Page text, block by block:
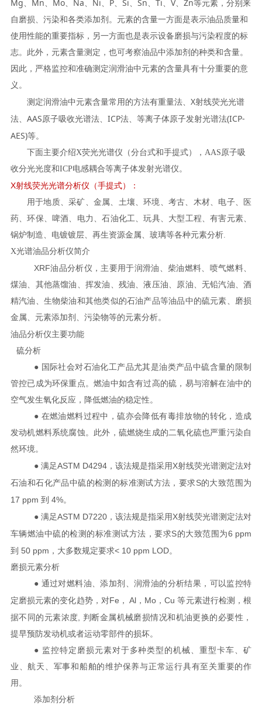
Mg Mn Mo、 Na Ni P、 Si Sn Ti V、 Zn等元素，分别来
自磨损、污染和各类添加剂。元素的含量一方面是表示油品质量和
使用性能的重要指标，另一方面也是表示设备磨损与污染程度的标
志。此外，元素含量测定，也可考察油品中添加剂的种类和含量。
因此，严格监控和准确测定润滑油中元素的含量具有十分重要的意
义。
测定润滑油中元素含量常用的方法有重量法、 X射线荧光光谱
法、 AAS 原子吸收光谱法、 ICP法、等离子体原子发射光谱法(ICP-
AES)等。
下面主要介绍X荧光光谱仪（分台式和手提式）， AAS 原子吸
收分光光度和ICP电感耦合等离子体发射光谱仪。
X射线荧光光谱分析仪 （手提式）
：
用于地质、采矿、金属、土壤、环境、考古、木材、电子、医
药、环保、啤酒、电力、石油化工、玩具、大型工程、有害元素、
锅炉制造、电镀镀层、再生资源金属、玻璃等各种元素分析.
X光谱油品分析仪简介
XRF油品分析仪，主要用于润滑油、柴油燃料、喷气燃料、
煤油、其他蒸馏油、挥发油、残油、液压油、原油、无铅汽油、酒
精汽油、生物柴油和其他类似的石油产品等油品中的硫元素、磨损
金属、元素添加剂、污染物等的元素分析。
油品分析仪主要功能
硫分析
● 国际社会对石油化工产品尤其是油类产品中硫含量的限制
管控已成为环保重点。燃油中如含有过高的硫，易与溶解在油中的
空气发生氧化反应，降低燃油的稳定性。
● 在燃油燃料过程中，硫亦会降低有毒排放物的转化，造成
发动机燃料系统腐蚀。此外，硫燃烧生成的二氧化硫也严重污染自
然环境。
● 满足ASTM D4294，该法规是指采用 X射线荧光谱测定法对
石油和石化产品中硫的检测的标准测试方法，要求S的大致范围为
17 ppm 到 4%。
● 满足ASTM D7220，该法规是指采用 X射线荧光谱测定法对
车辆燃油中硫的检测的标准测试方法，要求S的大致范围为6 ppm
到 50 ppm ，大多数规定要求< 10 ppm LOD。
磨损元素分析
● 通过对燃料油、添加剂、润滑油的分析结果，可以监控特
定磨损元素的变化趋势，对Fe ， Al ， Mo ，Cu等元素进行检测，根
据不同的元素浓度
判断金属机械磨损情况和机油更换的必要性，
提早预防发动机或者运动零部件的损坏。
● 监控特定磨损元素对于多种类型的机械、重型卡车、矿
业、航天、军事和船舶的维护保养与正常运行具有至关重要的作
用。
添加剂分析